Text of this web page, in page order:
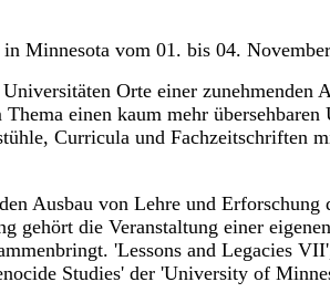
Minnesota vom 01. bis 04.
Orte einer
einen kaum mehr
Curricula und Fachzeitschriften
Ausbau von Lehre und
gehört die Veranstaltung einer
'Lessons and Legacies
Studies' der 'University of